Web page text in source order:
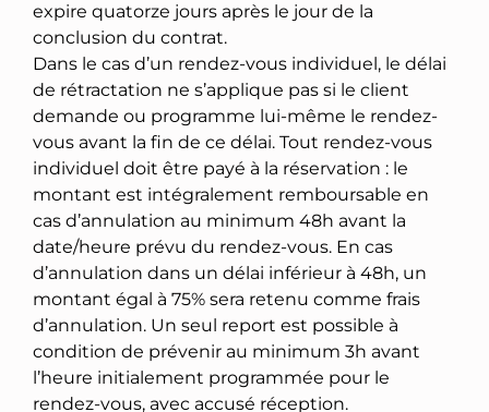
expire quatorze jours après le jour de la
conclusion du contrat.
Dans le cas d’un rendez-vous individuel, le délai
de rétractation ne s’applique pas si le client
demande ou programme lui-même le rendez-
vous avant la fin de ce délai. Tout rendez-vous
individuel doit être payé à la réservation : le
montant est intégralement remboursable en
cas d’annulation au minimum 48h avant la
date/heure prévu du rendez-vous. En cas
d’annulation dans un délai inférieur à 48h, un
montant égal à 75% sera retenu comme frais
d’annulation. Un seul report est possible à
condition de prévenir au minimum 3h avant
l’heure initialement programmée pour le
rendez-vous, avec accusé réception.